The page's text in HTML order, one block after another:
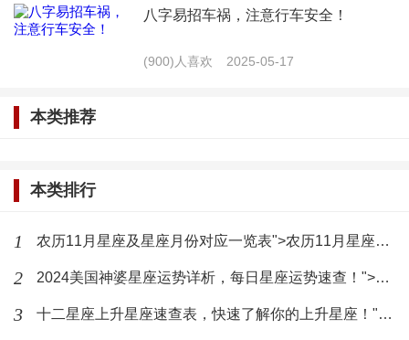
择保守自己的感情。
不在乎。相反，他们是在观察和了解对方，以确保自
己的选择是正确的。
如何与处女座男生相处
八字易招车祸，注意行车安全！
(900)人喜欢 2025-05-17
本类推荐
本类排行
1 农历11月星座及星座月份对应一览表">农历11月星座及星座月份对应一览表
2 2024美国神婆星座运势详析，每日星座运势速查！">2024美国神婆星座运势详析，每日星座运势速查！
3 十二星座上升星座速查表，快速了解你的上升星座！">十二星座上升星座速查表，快速了解你的上升星座！